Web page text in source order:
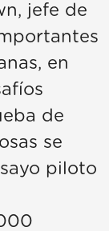
jefe de
en
de
se
piloto